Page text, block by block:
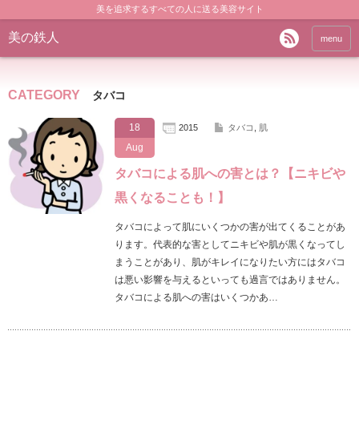
美を追求するすべての人に送る美容サイト
美の鉄人 menu
CATEGORY タバコ
18
Aug
2015 タバコ 肌
タバコによる肌への害とは？【ニキビや
黒くなることも！】
タバコによって肌にいくつかの害が出てくることがあ
ります。代表的な害としてニキビや肌が黒くなってし
まうことがあり、肌がキレイになりたい方にはタバコ
は悪い影響を与えるといっても過言ではありません。
タバコによる肌への害はいくつかあ…